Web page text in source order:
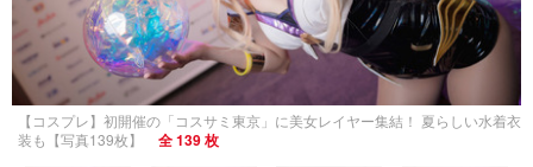
【コスプレ】初開催の「コスサミ東京」に美女レイヤー集結！ 夏らしい水着衣
装も【写真139枚】
全 139 枚